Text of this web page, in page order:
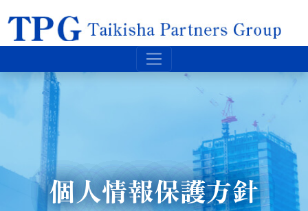
個人情報保護方針